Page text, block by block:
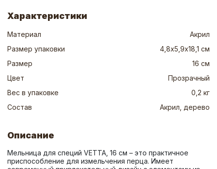
Характеристики
Материал
Акрил
Размер упаковки
4,8х5,9х18,1 см
Размер
16 см
Цвет
Прозрачный
Вес в упаковке
0,2 кг
Состав
Акрил, дерево
Описание
Мельница для специй VETTA, 16 см – это практичное
приспособление для измельчения перца. Имеет